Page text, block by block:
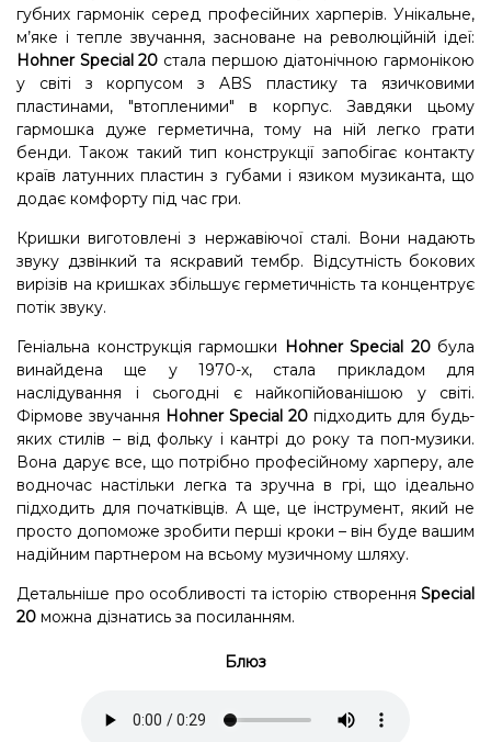
губних гармонік серед професійних харперів. Унікальне,
м’яке і тепле звучання, засноване на революційній ідеї:
Hohner Special 20 стала першою діатонічною гармонікою
у світі з корпусом з ABS пластику та язичковими
пластинами, "втопленими" в корпус. Завдяки цьому
гармошка дуже герметична, тому на ній легко грати
бенди. Також такий тип конструкції запобігає контакту
країв латунних пластин з губами і язиком музиканта, що
додає комфорту під час гри.
Кришки виготовлені з нержавіючої сталі. Вони надають
звуку дзвінкий та яскравий тембр. Відсутність бокових
вирізів на кришках збільшує герметичність та концентрує
потік звуку.
Геніальна конструкція гармошки Hohner Special 20 була
винайдена ще у 1970-х, стала прикладом для
наслідування і сьогодні є найкопійованішою у світі.
Фірмове звучання Hohner Special 20 підходить для будь-
яких стилів – від фольку і кантрі до року та поп-музики.
Вона дарує все, що потрібно професійному харперу, але
водночас настільки легка та зручна в грі, що ідеально
підходить для початківців. А ще, це інструмент, який не
просто допоможе зробити перші кроки – він буде вашим
надійним партнером на всьому музичному шляху.
Детальніше про особливості та історію створення Special
20 можна дізнатись за посиланням.
Блюз